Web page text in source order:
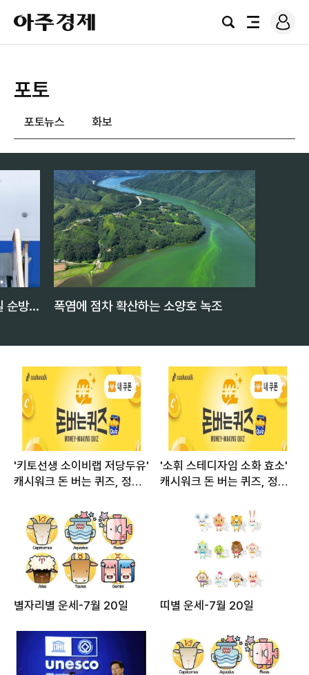
아
주
경
검
전
로
그
포토
포토뉴스 화보
순방 폭염에 점차 확산하는 소양호 녹조
'키토선생 소이비랩 저당두유'
캐시워크 돈 버는 퀴즈, 정답
'소휘 스테디자임 소화 효소'
캐시워크 돈 버는 퀴즈, 정답
별자리별 운세-7월 20일 띠별 운세-7월 20일